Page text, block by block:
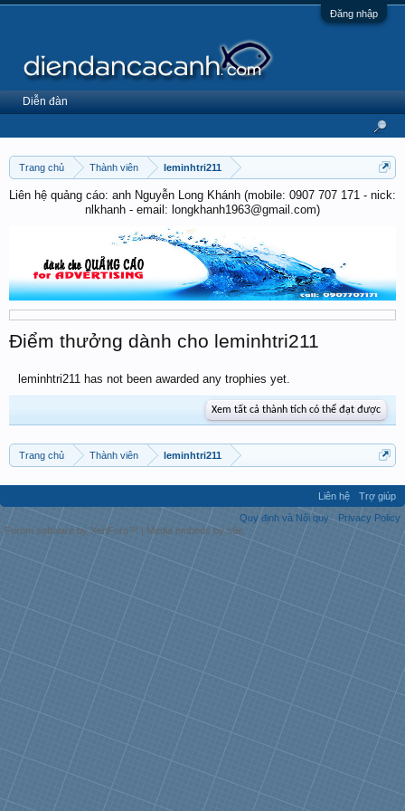
Đăng nhập
Trang chủ Thành viên leminhtri211
Liên hệ quảng cáo: anh Nguyễn Long Khánh (mobile: 0907 707 171 - nick:
nlkhanh - email: longkhanh1963@gmail.com)
Điểm thưởng dành cho leminhtri211
leminhtri211 has not been awarded any trophies yet.
Xem tất cả thành tích có thể đạt được
Trang chủ Thành viên leminhtri211
Diễn đàn
Liên hệ
Trợ giúp
Quy định và Nội quy
Privacy Policy
Forum software by XenForo™ | Media embeds by s9e